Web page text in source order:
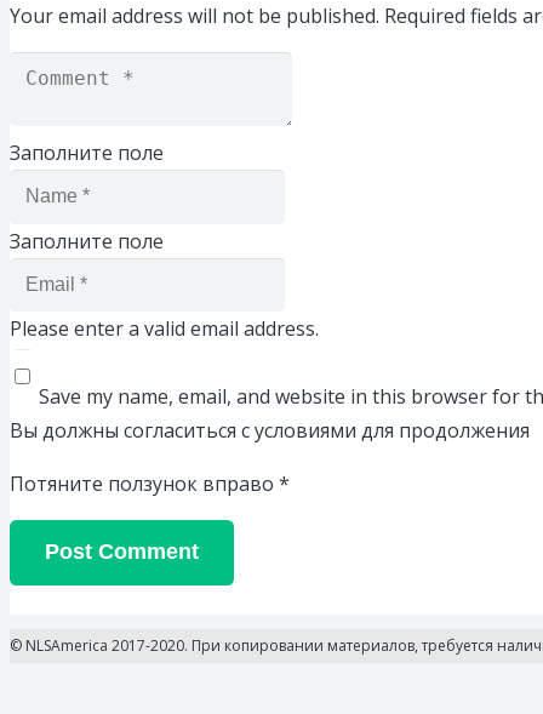
Your email address will not be published. Required fields
Заполните поле
Заполните поле
Please enter a valid email address.
Save my name, email, and website in this browser for
Вы должны согласиться с условиями для продолжения
Потяните ползунок вправо *
Post Comment
© NLSAmerica 2017-2020. При копировании материалов, требуется